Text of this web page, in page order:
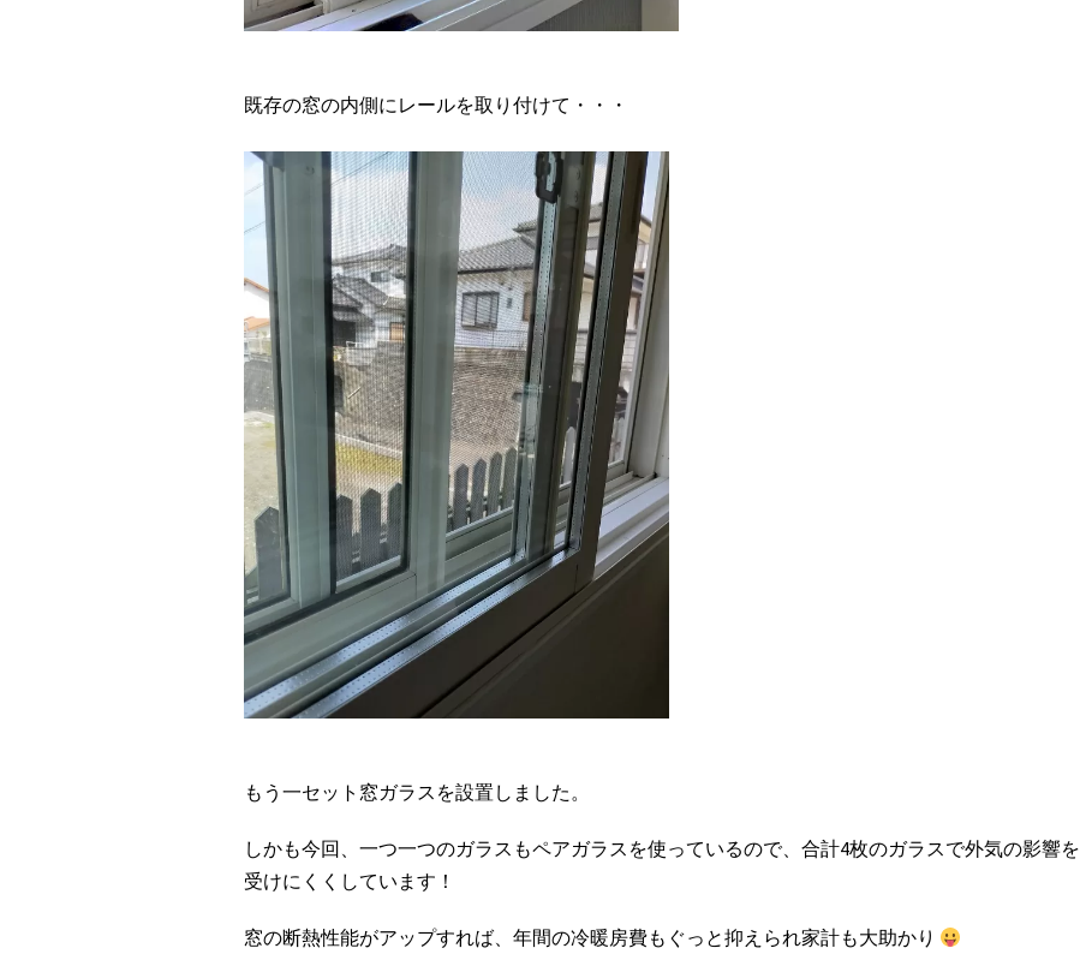
既存の窓の内側にレールを取り付けて・・・
もう一セット窓ガラスを設置しました。
しかも今回、一つ一つのガラスもペアガラスを使っているので、合計4枚のガラスで外気の影響を
受けにくくしています！
窓の断熱性能がアップすれば、年間の冷暖房費もぐっと抑えられ家計も大助かり